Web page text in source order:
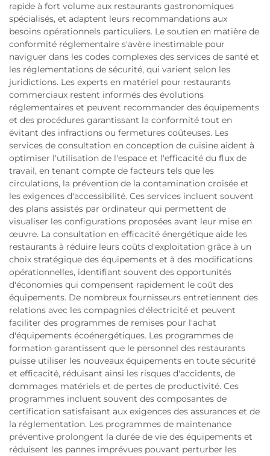
rapide à fort volume aux restaurants gastronomiques
spécialisés, et adaptent leurs recommandations aux
besoins opérationnels particuliers. Le soutien en matière de
conformité réglementaire s'avère inestimable pour
naviguer dans les codes complexes des services de santé et
les réglementations de sécurité, qui varient selon les
juridictions. Les experts en matériel pour restaurants
commerciaux restent informés des évolutions
réglementaires et peuvent recommander des équipements
et des procédures garantissant la conformité tout en
évitant des infractions ou fermetures coûteuses. Les
services de consultation en conception de cuisine aident à
optimiser l'utilisation de l'espace et l'efficacité du flux de
travail, en tenant compte de facteurs tels que les
circulations, la prévention de la contamination croisée et
les exigences d'accessibilité. Ces services incluent souvent
des plans assistés par ordinateur qui permettent de
visualiser les configurations proposées avant leur mise en
œuvre. La consultation en efficacité énergétique aide les
restaurants à réduire leurs coûts d'exploitation grâce à un
choix stratégique des équipements et à des modifications
opérationnelles, identifiant souvent des opportunités
d'économies qui compensent rapidement le coût des
équipements. De nombreux fournisseurs entretiennent des
relations avec les compagnies d'électricité et peuvent
faciliter des programmes de remises pour l'achat
d'équipements écoénergétiques. Les programmes de
formation garantissent que le personnel des restaurants
puisse utiliser les nouveaux équipements en toute sécurité
et efficacité, réduisant ainsi les risques d'accidents, de
dommages matériels et de pertes de productivité. Ces
programmes incluent souvent des composantes de
certification satisfaisant aux exigences des assurances et de
la réglementation. Les programmes de maintenance
préventive prolongent la durée de vie des équipements et
réduisent les pannes imprévues pouvant perturber les